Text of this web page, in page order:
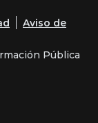
Aviso de
Pública